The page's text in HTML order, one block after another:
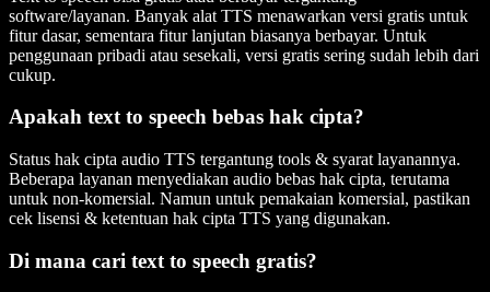
software/layanan. Banyak alat TTS menawarkan versi gratis untuk
fitur dasar, sementara fitur lanjutan biasanya berbayar. Untuk
penggunaan pribadi atau sesekali, versi gratis sering sudah lebih dari
cukup.
Apakah text to speech bebas hak cipta?
Status hak cipta audio TTS tergantung tools & syarat layanannya.
Beberapa layanan menyediakan audio bebas hak cipta, terutama
untuk non-komersial. Namun untuk pemakaian komersial, pastikan
cek lisensi & ketentuan hak cipta TTS yang digunakan.
Di mana cari text to speech gratis?